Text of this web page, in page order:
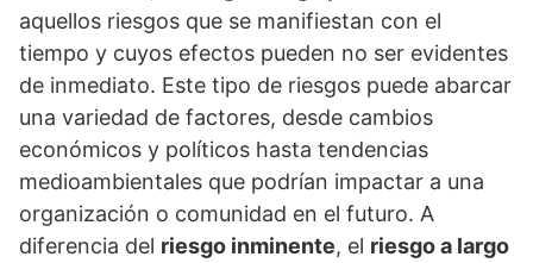
aquellos riesgos que se manifiestan con el
tiempo y cuyos efectos pueden no ser evidentes
de inmediato. Este tipo de riesgos puede abarcar
una variedad de factores, desde cambios
económicos y polí­ticos hasta tendencias
medioambientales que podrí­an impactar a una
organización o comunidad en el futuro. A
diferencia del riesgo inminente, el riesgo a largo